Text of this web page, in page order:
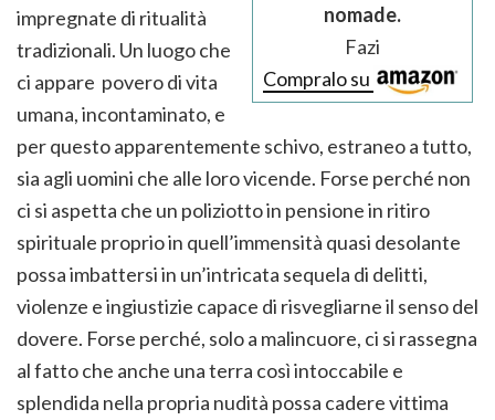
nomade.
Fazi
Compralo su
impregnate di ritualità
tradizionali. Un luogo che
ci appare povero di vita
umana, incontaminato, e
per questo apparentemente schivo, estraneo a tutto,
sia agli uomini che alle loro vicende. Forse perché non
ci si aspetta che un poliziotto in pensione in ritiro
spirituale proprio in quell’immensità quasi desolante
possa imbattersi in un’intricata sequela di delitti,
violenze e ingiustizie capace di risvegliarne il senso del
dovere. Forse perché, solo a malincuore, ci si rassegna
al fatto che anche una terra così intoccabile e
splendida nella propria nudità possa cadere vittima